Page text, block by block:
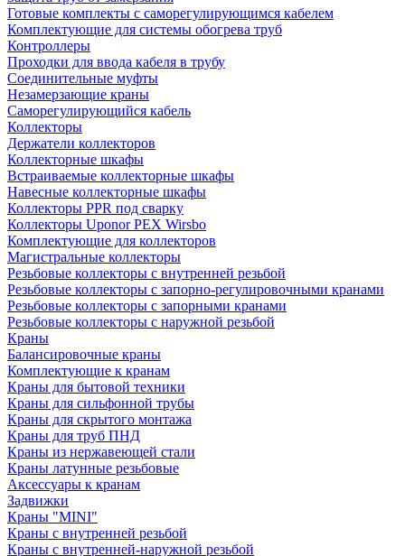
Готовые комплекты с саморегулирующимся кабелем
Комплектующие для системы обогрева труб
Контроллеры
Проходки для ввода кабеля в трубу
Соединительные муфты
Незамерзающие краны
Саморегулирующийся кабель
Коллекторы
Держатели коллекторов
Коллекторные шкафы
Встраиваемые коллекторные шкафы
Навесные коллекторные шкафы
Коллекторы PPR под сварку
Коллекторы Uponor PEX Wirsbo
Комплектующие для коллекторов
Магистральные коллекторы
Резьбовые коллекторы с внутренней резьбой
Резьбовые коллекторы с запорно-регулировочными кранами
Резьбовые коллекторы с запорными кранами
Резьбовые коллекторы с наружной резьбой
Краны
Балансировочные краны
Комплектующие к кранам
Краны для бытовой техники
Краны для сильфонной трубы
Краны для скрытого монтажа
Краны для труб ПНД
Краны из нержавеющей стали
Краны латунные резьбовые
Аксессуары к кранам
Задвижки
Краны "MINI"
Краны с внутренней резьбой
Краны с внутренней-наружной резьбой